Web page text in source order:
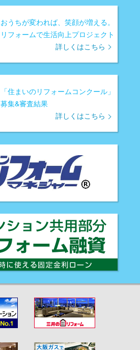
おうちが変われば、笑顔が増える。
リフォームで生活向上プロジェクト
詳しくはこちら
「住まいのリフォームコンクール」
募集&審査結果
詳しくはこちら